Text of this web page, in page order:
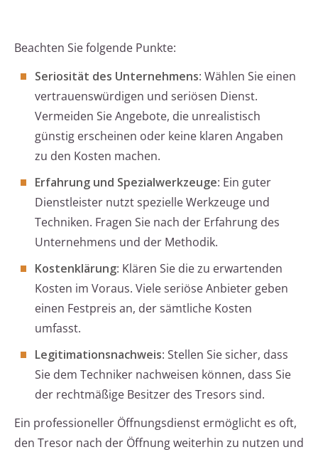
Beachten Sie folgende Punkte:
Seriosität des Unternehmens: Wählen Sie einen
vertrauenswürdigen und seriösen Dienst.
Vermeiden Sie Angebote, die unrealistisch
günstig erscheinen oder keine klaren Angaben
zu den Kosten machen.
Erfahrung und Spezialwerkzeuge: Ein guter
Dienstleister nutzt spezielle Werkzeuge und
Techniken. Fragen Sie nach der Erfahrung des
Unternehmens und der Methodik.
Kostenklärung: Klären Sie die zu erwartenden
Kosten im Voraus. Viele seriöse Anbieter geben
einen Festpreis an, der sämtliche Kosten
umfasst.
Legitimationsnachweis: Stellen Sie sicher, dass
Sie dem Techniker nachweisen können, dass Sie
der rechtmäßige Besitzer des Tresors sind.
Ein professioneller Öffnungsdienst ermöglicht es oft,
den Tresor nach der Öffnung weiterhin zu nutzen und